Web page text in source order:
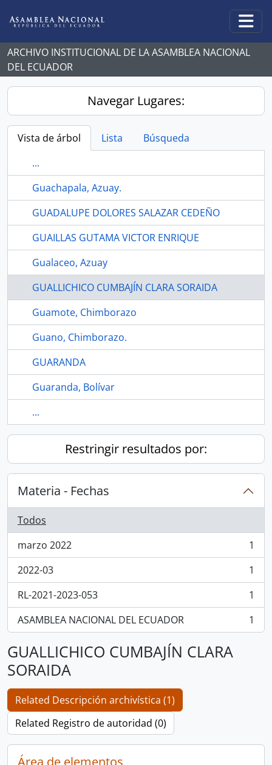
ARCHIVO INSTITUCIONAL DE LA ASAMBLEA NACIONAL
DEL ECUADOR
Navegar Lugares:
Vista de árbol Lista
Búsqueda
...
Guachapala, Azuay.
GUADALUPE DOLORES SALAZAR CEDEÑO
GUAILLAS GUTAMA VICTOR ENRIQUE
Gualaceo, Azuay
GUALLICHICO CUMBAJÍN CLARA SORAIDA
Guamote, Chimborazo
Guano, Chimborazo.
GUARANDA
Guaranda, Bolívar
...
Restringir resultados por:
Materia - Fechas
Todos
marzo 2022
, 1 resultados
1
2022-03
, 1 resultados
1
RL-2021-2023-053
, 1 resultados
1
ASAMBLEA NACIONAL DEL ECUADOR
, 1 resultados 1
GUALLICHICO CUMBAJÍN CLARA
SORAIDA
Related Descripción archivística (1)
Related Registro de autoridad (0)
Área de elementos